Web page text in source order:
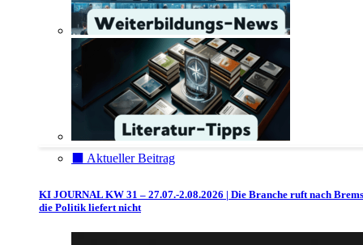
⬛️ Aktueller Beitrag
KI JOURNAL KW 31 – 27.07.-2.08.2026 | Die Branche ruft nach
die Politik liefert nicht